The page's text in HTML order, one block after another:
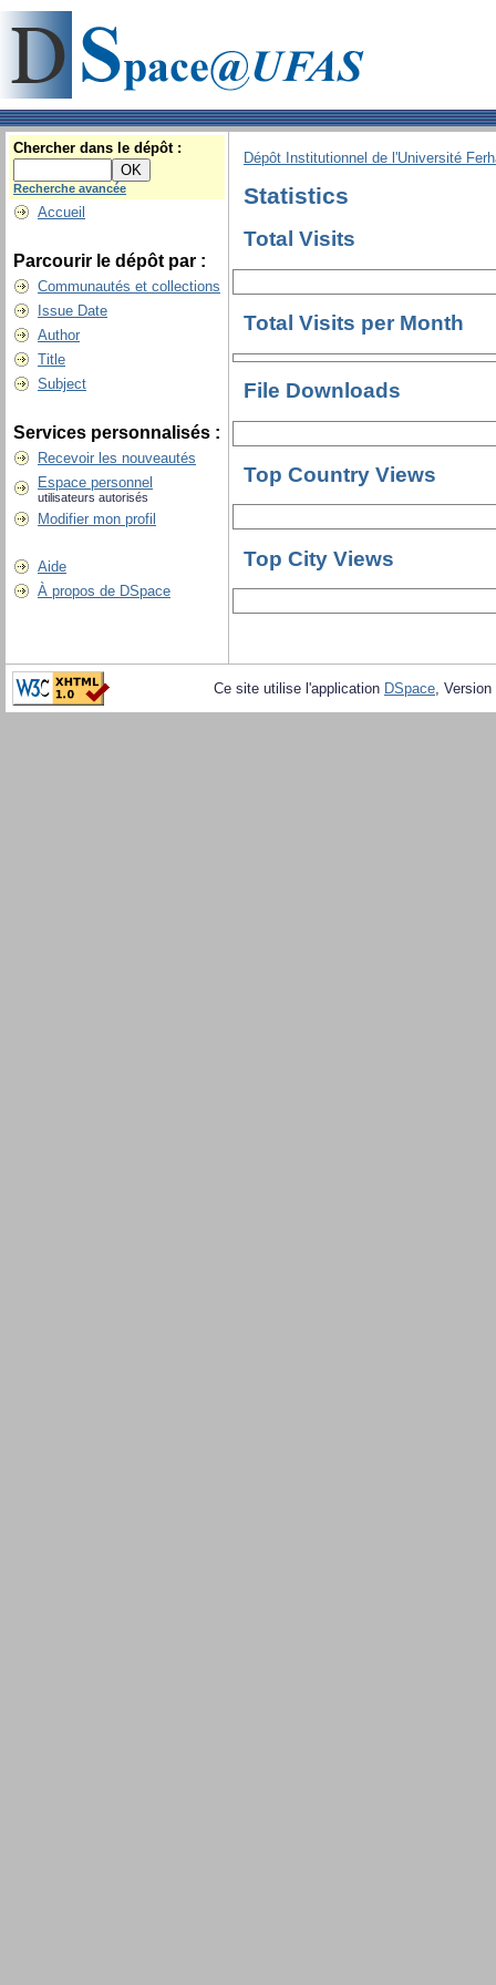
Chercher dans le dépôt :
Recherche avancée
Accueil
Parcourir le dépôt par :
Communautés et collections
Issue Date
Author
Title
Subject
Services personnalisés :
Recevoir les nouveautés
Espace personnel
utilisateurs autorisés
Modifier mon profil
Aide
À propos de DSpace
Dépôt Institutionnel de l'Université
Statistics
Total Visits
Total Visits per Month
File Downloads
Top Country Views
Top City Views
Ce site utilise l'application DSpace,